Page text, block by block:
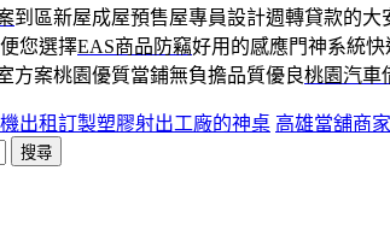
到區新屋成屋預售屋專員設計週轉貸款的大
您選擇EAS商品防竊好用的感應門神系統
方案桃園優質當鋪無負擔品質優良桃園汽車
出租訂製塑膠射出工廠的神桌 高雄當舖商